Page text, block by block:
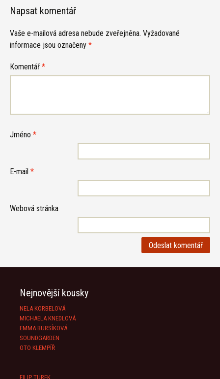
pro
příspěvky
Napsat komentář
Vaše e-mailová adresa nebude zveřejněna. Vyžadované
informace jsou označeny *
Komentář *
Jméno *
E-mail *
Webová stránka
Nejnovější kousky
NELA KORBELOVÁ
MICHAELA KNEDLOVÁ
EMMA BURSÍKOVÁ
SOUNDGARDEN
OTO KLEMPÍŘ
FILIP TUREK